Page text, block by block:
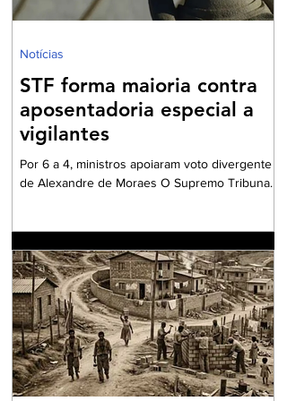
STF forma maioria contra
aposentadoria especial a
vigilantes
Por 6 a 4, ministros apoiaram voto divergente
de Alexandre de Moraes O Supremo Tribunal
vigilância. Por seis votos a quatro, os ministros
votaram a favor do voto divergente,
apresentado pelo ministro Alexandre de
Moraes. O relator da matéria – e voto vencido
– foi o ministro Kássio Nunes, cujo
posicionamento era favorável a conceder aos
vigilantes
Notícias